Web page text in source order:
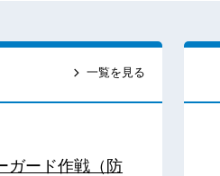
一覧を見る
ガード作戦（防